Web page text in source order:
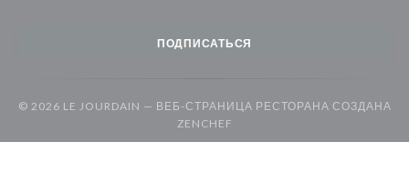
ПОДПИСАТЬСЯ
© 2026 LE JOURDAIN — ВЕБ-СТРАНИЦА РЕСТОРАНА СОЗДАНА
ZENCHEF